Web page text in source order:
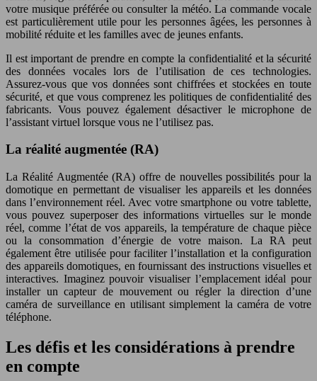
votre musique préférée ou consulter la météo. La commande vocale
est particulièrement utile pour les personnes âgées, les personnes à
mobilité réduite et les familles avec de jeunes enfants.
Il est important de prendre en compte la confidentialité et la sécurité
des données vocales lors de l’utilisation de ces technologies.
Assurez-vous que vos données sont chiffrées et stockées en toute
sécurité, et que vous comprenez les politiques de confidentialité des
fabricants. Vous pouvez également désactiver le microphone de
l’assistant virtuel lorsque vous ne l’utilisez pas.
La réalité augmentée (RA)
La Réalité Augmentée (RA) offre de nouvelles possibilités pour la
domotique en permettant de visualiser les appareils et les données
dans l’environnement réel. Avec votre smartphone ou votre tablette,
vous pouvez superposer des informations virtuelles sur le monde
réel, comme l’état de vos appareils, la température de chaque pièce
ou la consommation d’énergie de votre maison. La RA peut
également être utilisée pour faciliter l’installation et la configuration
des appareils domotiques, en fournissant des instructions visuelles et
interactives. Imaginez pouvoir visualiser l’emplacement idéal pour
installer un capteur de mouvement ou régler la direction d’une
caméra de surveillance en utilisant simplement la caméra de votre
téléphone.
Les défis et les considérations à prendre
en compte